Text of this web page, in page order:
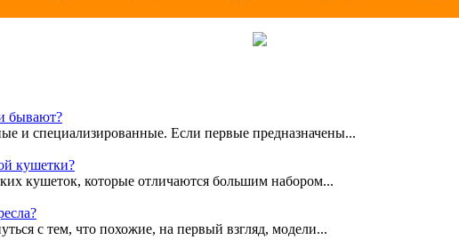
бывают?
и специализированные. Если первые предназначены...
кушетки?
кушеток, которые отличаются большим набором...
с тем, что похожие, на первый взгляд, модели...